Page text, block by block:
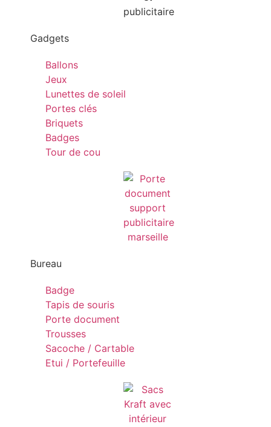
Gadgets
Ballons
Jeux
Lunettes de soleil
Portes clés
Briquets
Badges
Tour de cou
Bureau
Badge
Tapis de souris
Porte document
Trousses
Sacoche / Cartable
Etui / Portefeuille